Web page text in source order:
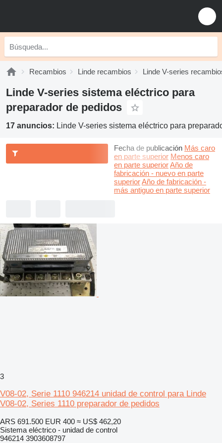
Recambios Linde recambios Linde V-series
Linde V-series sistema eléctrico para
preparador de pedidos
17 anuncios: Linde V-series sistema eléctrico para
Fecha de publicación Más caro
en parte superior Menos caro
en parte superiorAño de
fabricación - nuevo en parte
superiorAño de fabricación -
más antiguo en parte superior
3
V08-02, Serie 1110 946214 unidad de control para Linde
V08-02, Series 1110 preparador de pedidos
ARS 691.500 EUR 400 ≈ US$ 462,20
Sistema eléctrico - unidad de control
946214 3903608797